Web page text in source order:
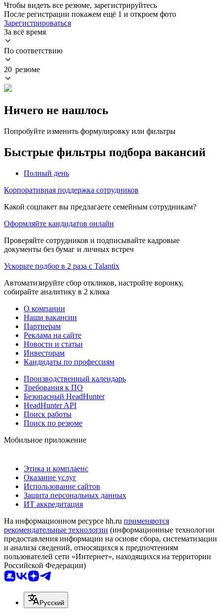
Чтобы видеть все резюме, зарегистрируйтесь
После регистрации покажем ещё 1 и откроем фото
Зарегистрироваться
За всё время
По соответствию
20 резюме
Ничего не нашлось
Попробуйте изменить формулировку или фильтры
Быстрые фильтры подбора вакансий
Полный день
Корпоративная поддержка сотрудников
Какой соцпакет вы предлагаете семейным сотрудникам?
Оформляйте кандидатов онлайн
Проверяйте сотрудников и подписывайте кадровые
документы без бумаг и личных встреч
Ускорьте подбор в 2 раза с Talantix
Автоматизируйте сбор откликов, настройте воронку,
собирайте аналитику в 2 клика
О компании
Наши вакансии
Партнерам
Реклама на сайте
Новости и статьи
Инвесторам
Кандидаты по профессиям
Производственный календарь
Требования к ПО
Безопасный HeadHunter
HeadHunter API
Поиск работы
Поиск по резюме
Мобильное приложение
Этика и комплаенс
Оказание услуг
Использование сайтов
Защита персональных данных
ИТ аккредитация
На информационном ресурсе hh.ru применяются
рекомендательные технологии (информационные технологии
предоставления информации на основе сбора, систематизации
и анализа сведений, относящихся к предпочтениям
пользователей сети «Интернет», находящихся на территории
Российской Федерации)
Русский